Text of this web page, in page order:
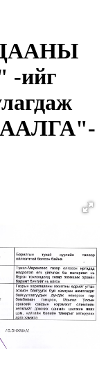
ийг